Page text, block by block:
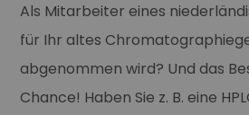
Als Mitarbeiter eines
für Ihr altes
abgenommen wird? Und das
Chance! Haben Sie z. B. eine